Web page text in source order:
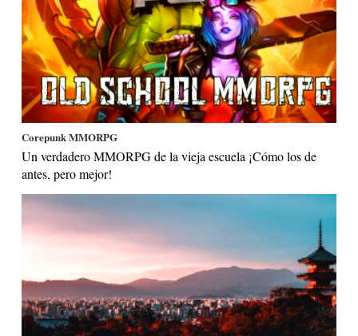
Corepunk MMORPG
Un verdadero MMORPG de la vieja escuela ¡Cómo los de
antes, pero mejor!